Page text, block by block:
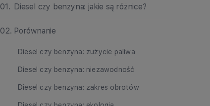
01. Diesel czy benzyna: jakie są różnice?
02. Porównanie
Diesel czy benzyna: zużycie paliwa
Diesel czy benzyna: niezawodność
Diesel czy benzyna: zakres obrotów